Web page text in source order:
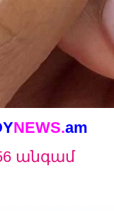
NEWS.am
անգամ